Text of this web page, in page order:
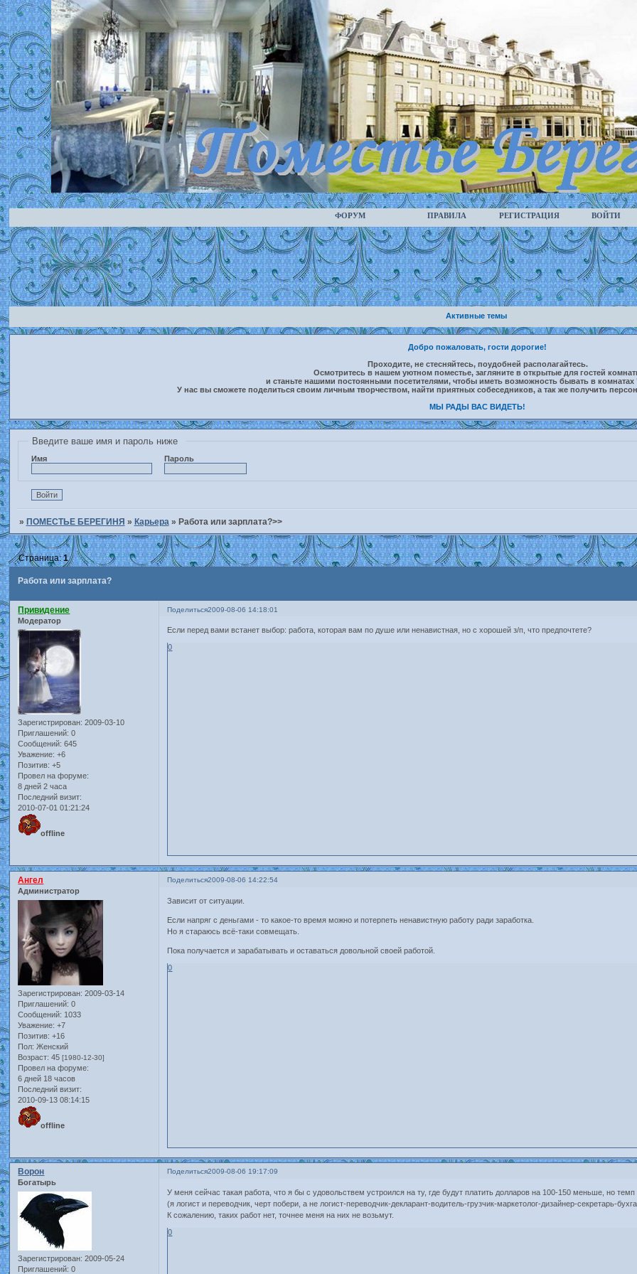
ФОРУМ ПРАВИЛА РЕГИСТРАЦИЯ ВОЙТИ
Активные темы
Добро пожаловать, гости дорогие!
Проходите, не стесняйтесь, поудобней располагайтесь.
Осмотритесь в нашем уютном поместье, загляните в открытые для гостей
и станьте нашими постоянными посетителями, чтобы иметь возможность бывать в комнатах
У нас вы сможете поделиться своим личным творчеством, найти приятных собеседников, а так же получить
МЫ РАДЫ ВАС ВИДЕТЬ!
Введите ваше имя и пароль ниже
Имя Пароль
» ПОМЕСТЬЕ БЕРЕГИНЯ » Карьера » Работа или зарплата?>>
Работа или зарплата?
Страница:1
Поделиться2009-08-06 14:18:01
Привидение
Модератор
Зарегистрирован: 2009-03-10
Приглашений: 0
Сообщений: 645
Уважение: +6
Позитив: +5
Провел на форуме:
8 дней 2 часа
Последний визит:
2010-07-01 01:21:24
offline
Если перед вами встанет выбор: работа, которая вам по душе или ненавистная, но с хорошей з/п, что предпочтете?
0
Поделиться2009-08-06 14:22:54
Ангел
Администратор
Зарегистрирован: 2009-03-14
Приглашений: 0
Сообщений: 1033
Уважение: +7
Позитив: +16
Пол: Женский
Возраст: 45[1980-12-30]
Провел на форуме:
6 дней 18 часов
Последний визит:
2010-09-13 08:14:15
offline
Зависит от ситуации.
Если напряг с деньгами - то какое-то время можно и потерпеть ненавистную работу ради заработка.
Но я стараюсь всё-таки совмещать.
Пока получается и зарабатывать и оставаться довольной своей работой.
0
Поделиться2009-08-06 19:17:09
Ворон
Богатырь
Зарегистрирован: 2009-05-24
Приглашений: 0
У меня сейчас такая работа, что я бы с удовольствем устроился на ту, где будут платить долларов на 100-150 меньше, но
(я логист и переводчик, черт побери, а не логист-переводчик-декларант-водитель-грузчик-маркетолог-дизайнер-секретарь-
К сожалению, таких работ нет, точнее меня на них не возьмут.
0